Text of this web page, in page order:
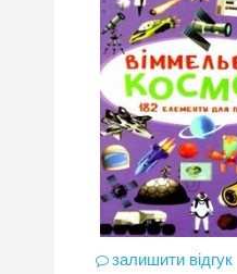
залишити відгук
ПРОМО